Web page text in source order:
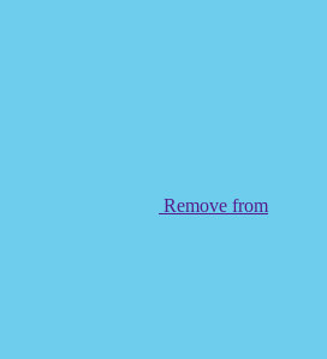
Remove from